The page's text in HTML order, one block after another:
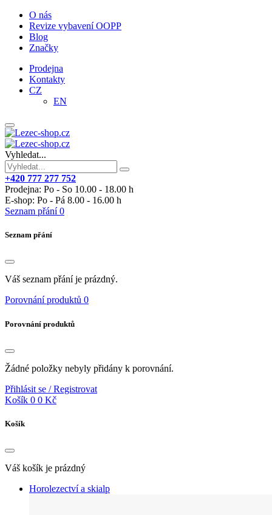
O nás
Revize vybavení OOPP
Blog
Značky
Prodejna
Kontakty
CZ
EN
Vyhledat...
+420 777 277 752
Prodejna: Po - So 10.00 - 18.00 h
E-shop: Po - Pá 8.00 - 16.00 h
Seznam přání 0
Seznam přání
Váš seznam přání je prázdný.
Porovnání produktů 0
Porovnání produktů
Žádné položky nebyly přidány k porovnání.
Přihlásit se / Registrovat
Košík 0 0 Kč
Košík
Váš košík je prázdný
Horolezectví a skialp